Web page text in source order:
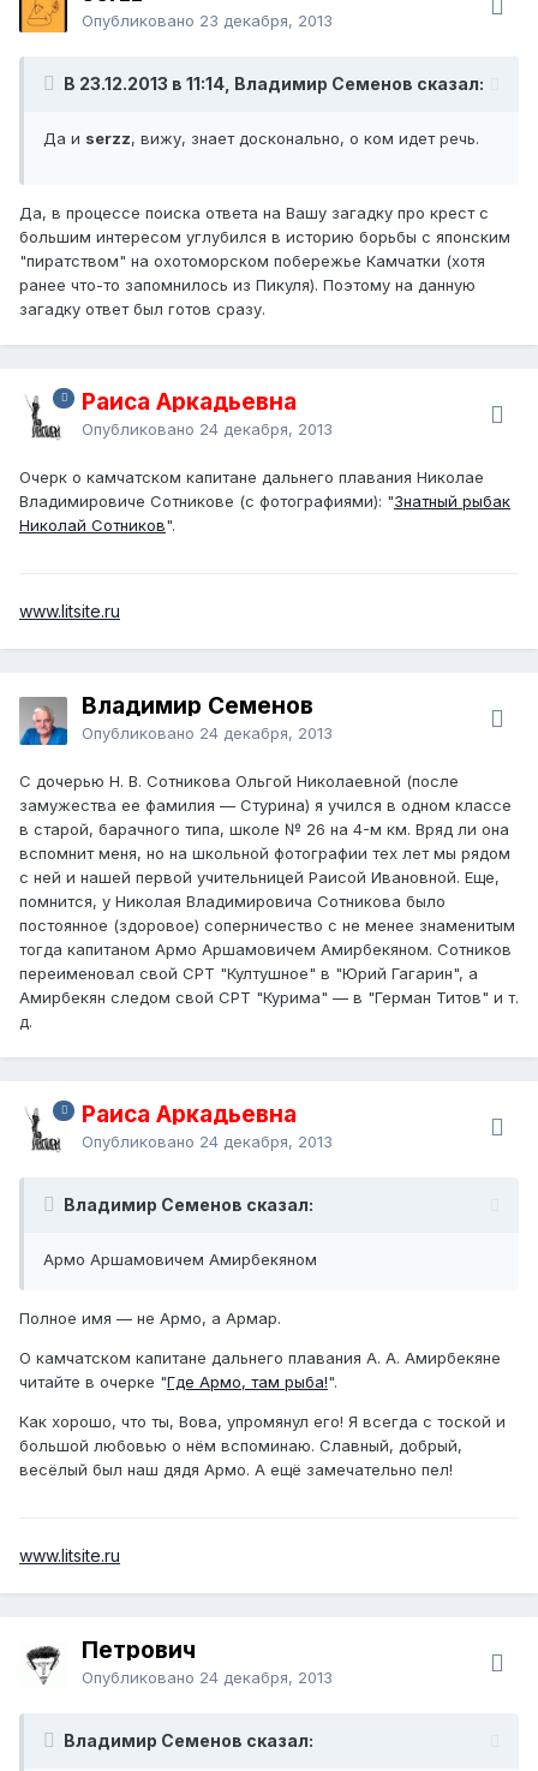
Опубликовано 23 декабря, 2013
В 23.12.2013 в 11:14, Владимир Семенов сказал:
Да и serzz, вижу, знает досконально, о ком идет речь.
Да, в процессе поиска ответа на Вашу загадку про крест с
большим интересом углубился в историю борьбы с японским
"пиратством" на охотоморском побережье Камчатки (хотя
ранее что-то запомнилось из Пикуля). Поэтому на данную
загадку ответ был готов сразу.
Раиса Аркадьевна
Опубликовано 24 декабря, 2013
Очерк о камчатском капитане дальнего плавания Николае
Владимировиче Сотникове (с фотографиями): "Знатный рыбак
Николай Сотников".
www.litsite.ru
Владимир Семенов
Опубликовано 24 декабря, 2013
С дочерью Н. В. Сотникова Ольгой Николаевной (после
замужества ее фамилия — Стурина) я учился в одном классе
в старой, барачного типа, школе № 26 на 4-м км. Вряд ли она
вспомнит меня, но на школьной фотографии тех лет мы рядом
с ней и нашей первой учительницей Раисой Ивановной. Еще,
помнится, у Николая Владимировича Сотникова было
постоянное (здоровое) соперничество с не менее знаменитым
тогда капитаном Армо Аршамовичем Амирбекяном. Сотников
переименовал свой СРТ "Култушное" в "Юрий Гагарин", а
Амирбекян следом свой СРТ "Курима" — в "Герман Титов" и т.
д.
Раиса Аркадьевна
Опубликовано 24 декабря, 2013
Владимир Семенов сказал:
Армо Аршамовичем Амирбекяном
Полное имя — не Армо, а Армар.
О камчатском капитане дальнего плавания А. А. Амирбекяне
читайте в очерке "Где Армо, там рыба!".
Как хорошо, что ты, Вова, упромянул его! Я всегда с тоской и
большой любовью о нём вспоминаю. Славный, добрый,
весёлый был наш дядя Армо. А ещё замечательно пел!
www.litsite.ru
Петрович
Опубликовано 24 декабря, 2013
Владимир Семенов сказал: